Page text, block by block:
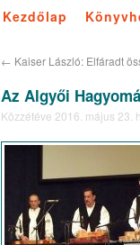
Kezdőlap
← Kaiser László: Elfáradt
Az Algyői
Közzétéve 2016. május 23.